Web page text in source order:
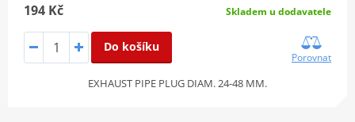
194 Kč Skladem u dodavatele
Do košíku
Porovnat
EXHAUST PIPE PLUG DIAM. 24-48 MM.